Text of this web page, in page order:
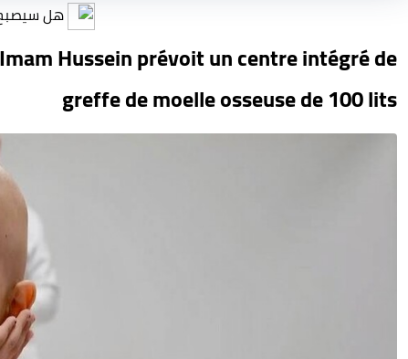
هل سيصبح الذكاء
Hussein prévoit un centre intégré de
greffe de moelle osseuse de 100 lits